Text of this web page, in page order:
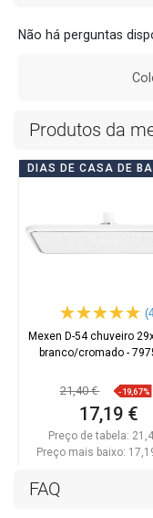
FAQ
Não há perguntas
Produtos da
DIAS DE CASA DE
Mexen D-54 chuveiro
branco/cromado -
21,40 € -19,67%
17,19 €
Preço de tabela:
Preço mais baixo: